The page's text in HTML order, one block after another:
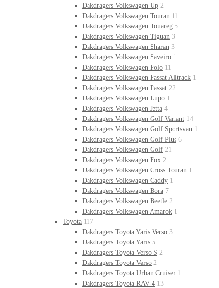
Dakdragers Volkswagen Up 2
Dakdragers Volkswagen Touran 11
Dakdragers Volkswagen Touareg 5
Dakdragers Volkswagen Tiguan 3
Dakdragers Volkswagen Sharan 3
Dakdragers Volkswagen Saveiro 1
Dakdragers Volkswagen Polo 11
Dakdragers Volkswagen Passat Alltrack 1
Dakdragers Volkswagen Passat 22
Dakdragers Volkswagen Lupo 1
Dakdragers Volkswagen Jetta 4
Dakdragers Volkswagen Golf Variant 14
Dakdragers Volkswagen Golf Sportsvan 1
Dakdragers Volkswagen Golf Plus 6
Dakdragers Volkswagen Golf 21
Dakdragers Volkswagen Fox 2
Dakdragers Volkswagen Cross Touran 1
Dakdragers Volkswagen Caddy 1
Dakdragers Volkswagen Bora 7
Dakdragers Volkswagen Beetle 2
Dakdragers Volkswagen Amarok 1
Toyota 117
Dakdragers Toyota Yaris Verso 3
Dakdragers Toyota Yaris 5
Dakdragers Toyota Verso S 2
Dakdragers Toyota Verso 2
Dakdragers Toyota Urban Cruiser 1
Dakdragers Toyota RAV-4 13